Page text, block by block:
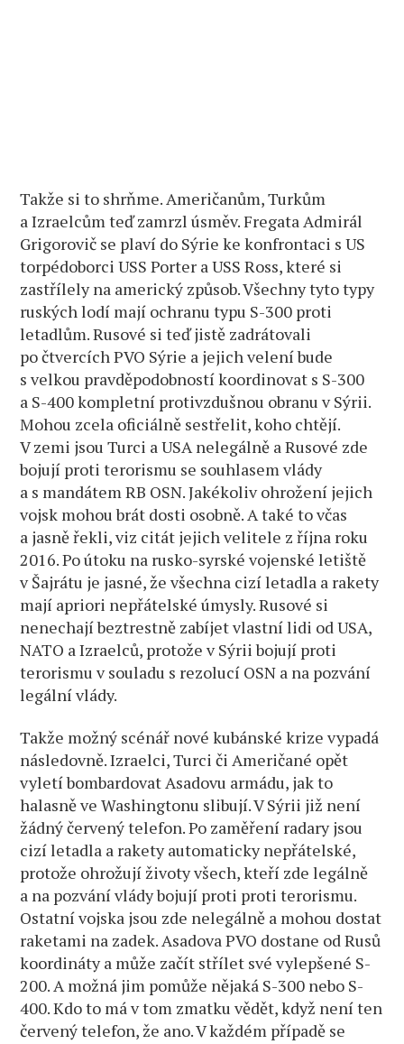
Takže si to shrňme. Američanům, Turkům
a Izraelcům teď zamrzl úsměv. Fregata Admirál
Grigorovič se plaví do Sýrie ke konfrontaci s US
torpédoborci USS Porter a USS Ross, které si
zastřílely na americký způsob. Všechny tyto typy
ruských lodí mají ochranu typu S-300 proti
letadlům. Rusové si teď jistě zadrátovali
po čtvercích PVO Sýrie a jejich velení bude
s velkou pravděpodobností koordinovat s S-300
a S-400 kompletní protivzdušnou obranu v Sýrii.
Mohou zcela oficiálně sestřelit, koho chtějí.
V zemi jsou Turci a USA nelegálně a Rusové zde
bojují proti terorismu se souhlasem vlády
a s mandátem RB OSN. Jakékoliv ohrožení jejich
vojsk mohou brát dosti osobně. A také to včas
a jasně řekli, viz citát jejich velitele z října roku
2016. Po útoku na rusko-syrské vojenské letiště
v Šajrátu je jasné, že všechna cizí letadla a rakety
mají apriori nepřátelské úmysly. Rusové si
nenechají beztrestně zabíjet vlastní lidi od USA,
NATO a Izraelců, protože v Sýrii bojují proti
terorismu v souladu s rezolucí OSN a na pozvání
legální vlády.
Takže možný scénář nové kubánské krize vypadá
následovně. Izraelci, Turci či Američané opět
vyletí bombardovat Asadovu armádu, jak to
halasně ve Washingtonu slibují. V Sýrii již není
žádný červený telefon. Po zaměření radary jsou
cizí letadla a rakety automaticky nepřátelské,
protože ohrožují životy všech, kteří zde legálně
a na pozvání vlády bojují proti proti terorismu.
Ostatní vojska jsou zde nelegálně a mohou dostat
raketami na zadek. Asadova PVO dostane od Rusů
koordináty a může začít střílet své vylepšené S-
200. A možná jim pomůže nějaká S-300 nebo S-
400. Kdo to má v tom zmatku vědět, když není ten
červený telefon, že ano. V každém případě se